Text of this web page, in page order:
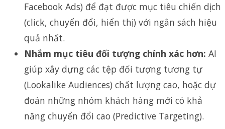
Facebook Ads) để đạt được mục tiêu chiến dịch
(click, chuyển đổi, hiển thị) với ngân sách hiệu
quả nhất.
Nhắm mục tiêu đối tượng chính xác hơn: AI
giúp xây dựng các tệp đối tượng tương tự
(Lookalike Audiences) chất lượng cao, hoặc dự
đoán những nhóm khách hàng mới có khả
năng chuyển đổi cao (Predictive Targeting).